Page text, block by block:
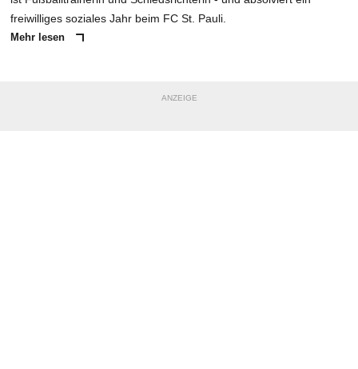
freiwilliges soziales Jahr beim FC St. Pauli.
Mehr lesen
ANZEIGE